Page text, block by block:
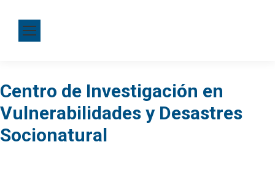
Centro de Investigación en
Vulnerabilidades y Desastres
Socionatural